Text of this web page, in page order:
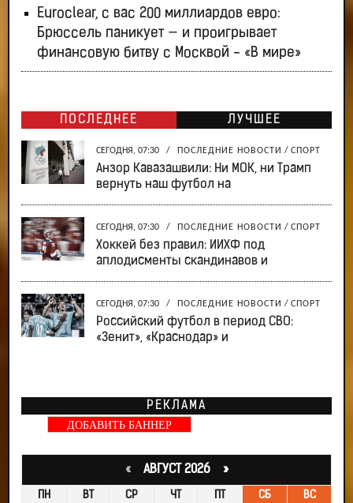
Euroclear, с вас 200 миллиардов евро:
Брюссель паникует — и проигрывает
финансовую битву с Москвой - «В мире»
ПОСЛЕДНЕЕ ЛУЧШЕЕ
СЕГОДНЯ, 07:30 / ПОСЛЕДНИЕ НОВОСТИ / СПОРТ
Анзор Кавазашвили: Ни МОК, ни Трамп
вернуть наш футбол на
СЕГОДНЯ, 07:30 / ПОСЛЕДНИЕ НОВОСТИ / СПОРТ
Хоккей без правил: ИИХФ под
аплодисменты скандинавов и
СЕГОДНЯ, 07:30 / ПОСЛЕДНИЕ НОВОСТИ / СПОРТ
Российский футбол в период СВО:
«Зенит», «Краснодар» и
РЕКЛАМА
ДОБАВИТЬ БАННЕР
«АВГУСТ 2026 »
ПН ВТ СР ЧТ ПТ СБ ВС